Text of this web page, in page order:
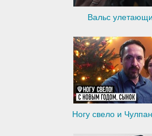
Вальс
Ногу свело и